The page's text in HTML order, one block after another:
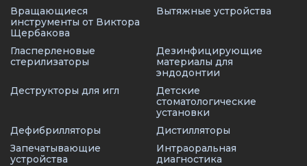
Вращающиеся
инструменты от Виктора
Щербакова
Вытяжные устройства
Гласперленовые
стерилизаторы
Дезинфицирующие
материалы для
эндодонтии
Деструкторы для игл
Детские
стоматологические
установки
Дефибрилляторы
Дистилляторы
Запечатывающие
устройства
Интраоральная
диагностика